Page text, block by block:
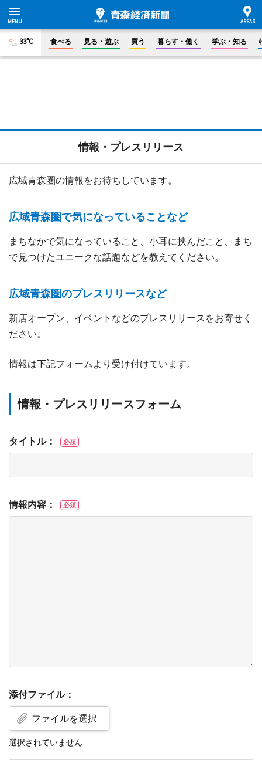
33°C 食べる 見る・遊ぶ 買う 暮らす・働く 学ぶ・知る
情報・プレスリリース
広域青森圏の情報をお待ちしています。
広域青森圏で気になっていることなど
まちなかで気になっていること、小耳に挟んだこと、まち
で見つけたユニークな話題などを教えてください。
広域青森圏のプレスリリースなど
新店オープン、イベントなどのプレスリリースをお寄せく
ださい。
情報は下記フォームより受け付けています。
情報・プレスリリースフォーム
タイトル： 必須
情報内容： 必須
添付ファイル：
ファイルを選択